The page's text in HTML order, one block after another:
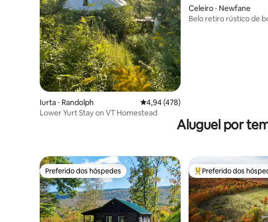
Iurta ⋅ Randolph 4,94 de uma avaliação média de 5,
4,94 (478)
Lower Yurt Stay on VT Homestead
Celeiro ⋅ Newfane
Belo retiro rústico de
Aluguel por
Preferido dos hóspedes
Preferido dos hóspedes Entre os melhores
Preferido dos